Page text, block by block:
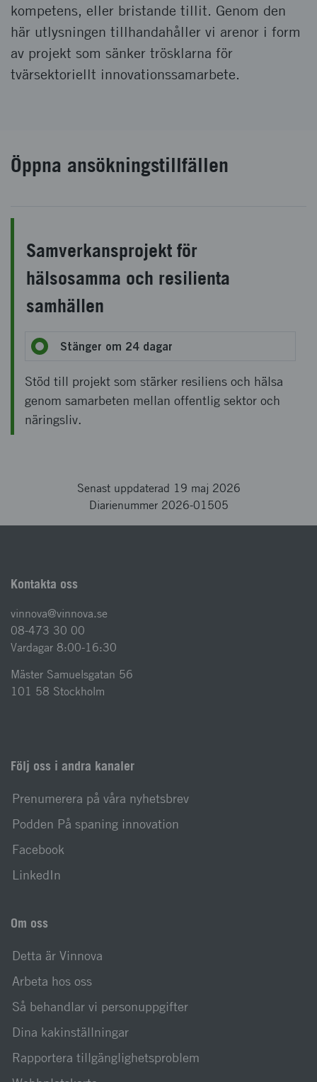
kompetens, eller bristande tillit. Genom den
här utlysningen tillhandahåller vi arenor i form
av projekt som sänker trösklarna för
tvärsektoriellt innovationssamarbete.
Öppna ansökningstillfällen
Samverkansprojekt för
hälsosamma och resilienta
samhällen
Stänger om 24 dagar
Stöd till projekt som stärker resiliens och hälsa
genom samarbeten mellan offentlig sektor och
näringsliv.
Senast uppdaterad 19 maj 2026
Diarienummer 2026-01505
Kontakta oss
vinnova@vinnova.se
08-473 30 00
Vardagar 8:00-16:30
Mäster Samuelsgatan 56
101 58 Stockholm
Följ oss i andra kanaler
Prenumerera på våra nyhetsbrev
Podden På spaning innovation
Facebook
LinkedIn
Om oss
Detta är Vinnova
Arbeta hos oss
Så behandlar vi personuppgifter
Dina kakinställningar
Rapportera tillgänglighetsproblem